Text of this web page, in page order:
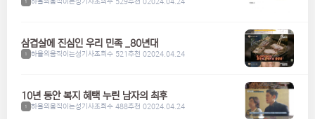
1
삼겹살에 진심인 우리 민족 _80년대
1 하울의움직이는성기사조회수 521추천 02024.04.24
10년 동안 복지 혜택 누린 남자의 최후
1 하울의움직이는성기사조회수 488추천 02024.04.24